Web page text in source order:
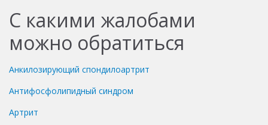
С какими жалобами
можно обратиться
Анкилозирующий спондилоартрит
Антифосфолипидный синдром
Артрит